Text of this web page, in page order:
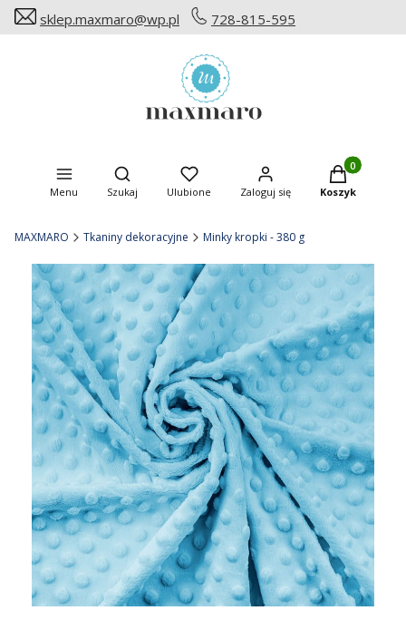
sklep.maxmaro@wp.pl 728-815-595
Menu
Otwórz wyszukiwarkę
Szukaj Ulubione Zaloguj się
Produkty w
Koszyk
MAXMARO Tkaniny dekoracyjne Minky kropki - 380 g